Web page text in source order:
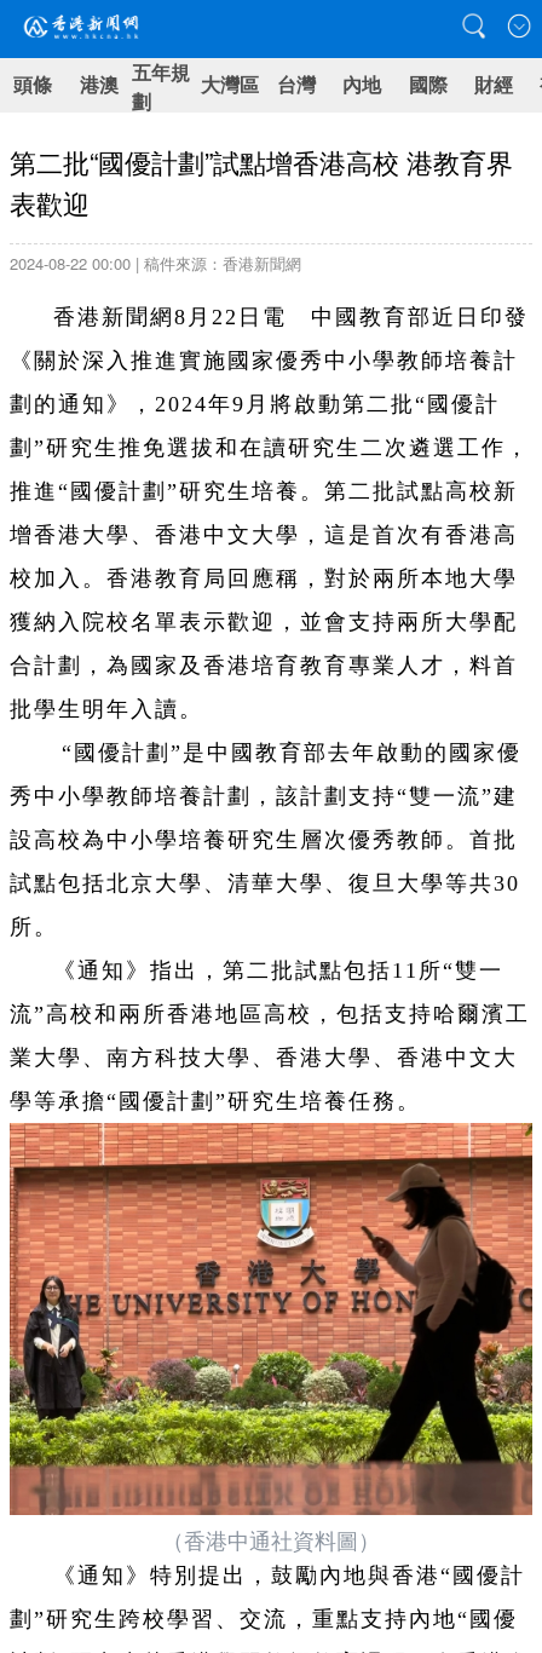
頭條 港澳 五年規
劃
大灣區 台灣 內地 國際 財經
第二批“國優計劃”試點增香港高校 港教育界
表歡迎
2024-08-22 00:00 | 稿件來源：香港新聞網
香港新聞網8月22日電 中國教育部近日印發
《關於深入推進實施國家優秀中小學教師培養計
劃的通知》，2024年9月將啟動第二批“國優計
劃”研究生推免選拔和在讀研究生二次遴選工作，
推進“國優計劃”研究生培養。第二批試點高校新
增香港大學、香港中文大學，這是首次有香港高
校加入。香港教育局回應稱，對於兩所本地大學
獲納入院校名單表示歡迎，並會支持兩所大學配
合計劃，為國家及香港培育教育專業人才，料首
批學生明年入讀。
“國優計劃”是中國教育部去年啟動的國家優
秀中小學教師培養計劃，該計劃支持“雙一流”建
設高校為中小學培養研究生層次優秀教師。首批
試點包括北京大學、清華大學、復旦大學等共30
所。
《通知》指出，第二批試點包括11所“雙一
流”高校和兩所香港地區高校，包括支持哈爾濱工
業大學、南方科技大學、香港大學、香港中文大
學等承擔“國優計劃”研究生培養任務。
（香港中通社資料圖）
《通知》特別提出，鼓勵內地與香港“國優計
劃”研究生跨校學習、交流，重點支持內地“國優